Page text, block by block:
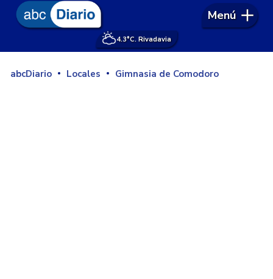
4.3°C. Rivadavia
Menú
abcDiario Locales Gimnasia de Comodoro